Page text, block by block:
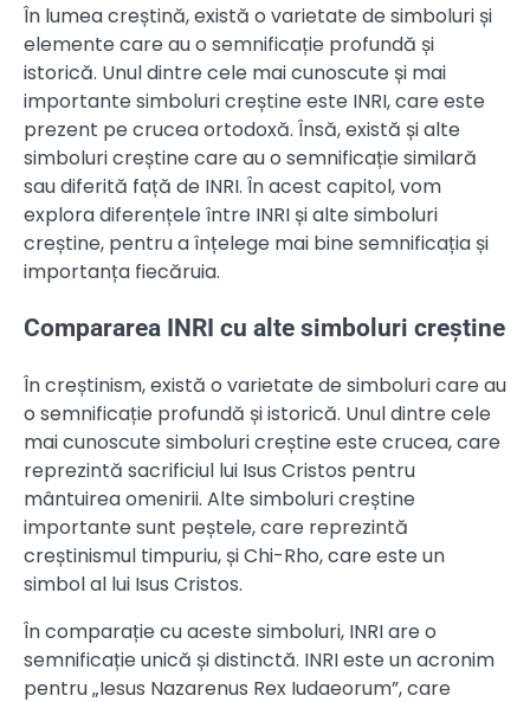
În lumea creștină, există o varietate de simboluri și
elemente care au o semnificație profundă și
istorică. Unul dintre cele mai cunoscute și mai
importante simboluri creștine este INRI, care este
prezent pe crucea ortodoxă. Însă, există și alte
simboluri creștine care au o semnificație similară
sau diferită față de INRI. În acest capitol, vom
explora diferențele între INRI și alte simboluri
creștine, pentru a înțelege mai bine semnificația și
importanța fiecăruia.
Compararea INRI cu alte simboluri creștine
În creștinism, există o varietate de simboluri care au
o semnificație profundă și istorică. Unul dintre cele
mai cunoscute simboluri creștine este crucea, care
reprezintă sacrificiul lui Isus Cristos pentru
mântuirea omenirii. Alte simboluri creștine
importante sunt peștele, care reprezintă
creștinismul timpuriu, și Chi-Rho, care este un
simbol al lui Isus Cristos.
În comparație cu aceste simboluri, INRI are o
semnificație unică și distinctă. INRI este un acronim
pentru „Iesus Nazarenus Rex Iudaeorum”, care